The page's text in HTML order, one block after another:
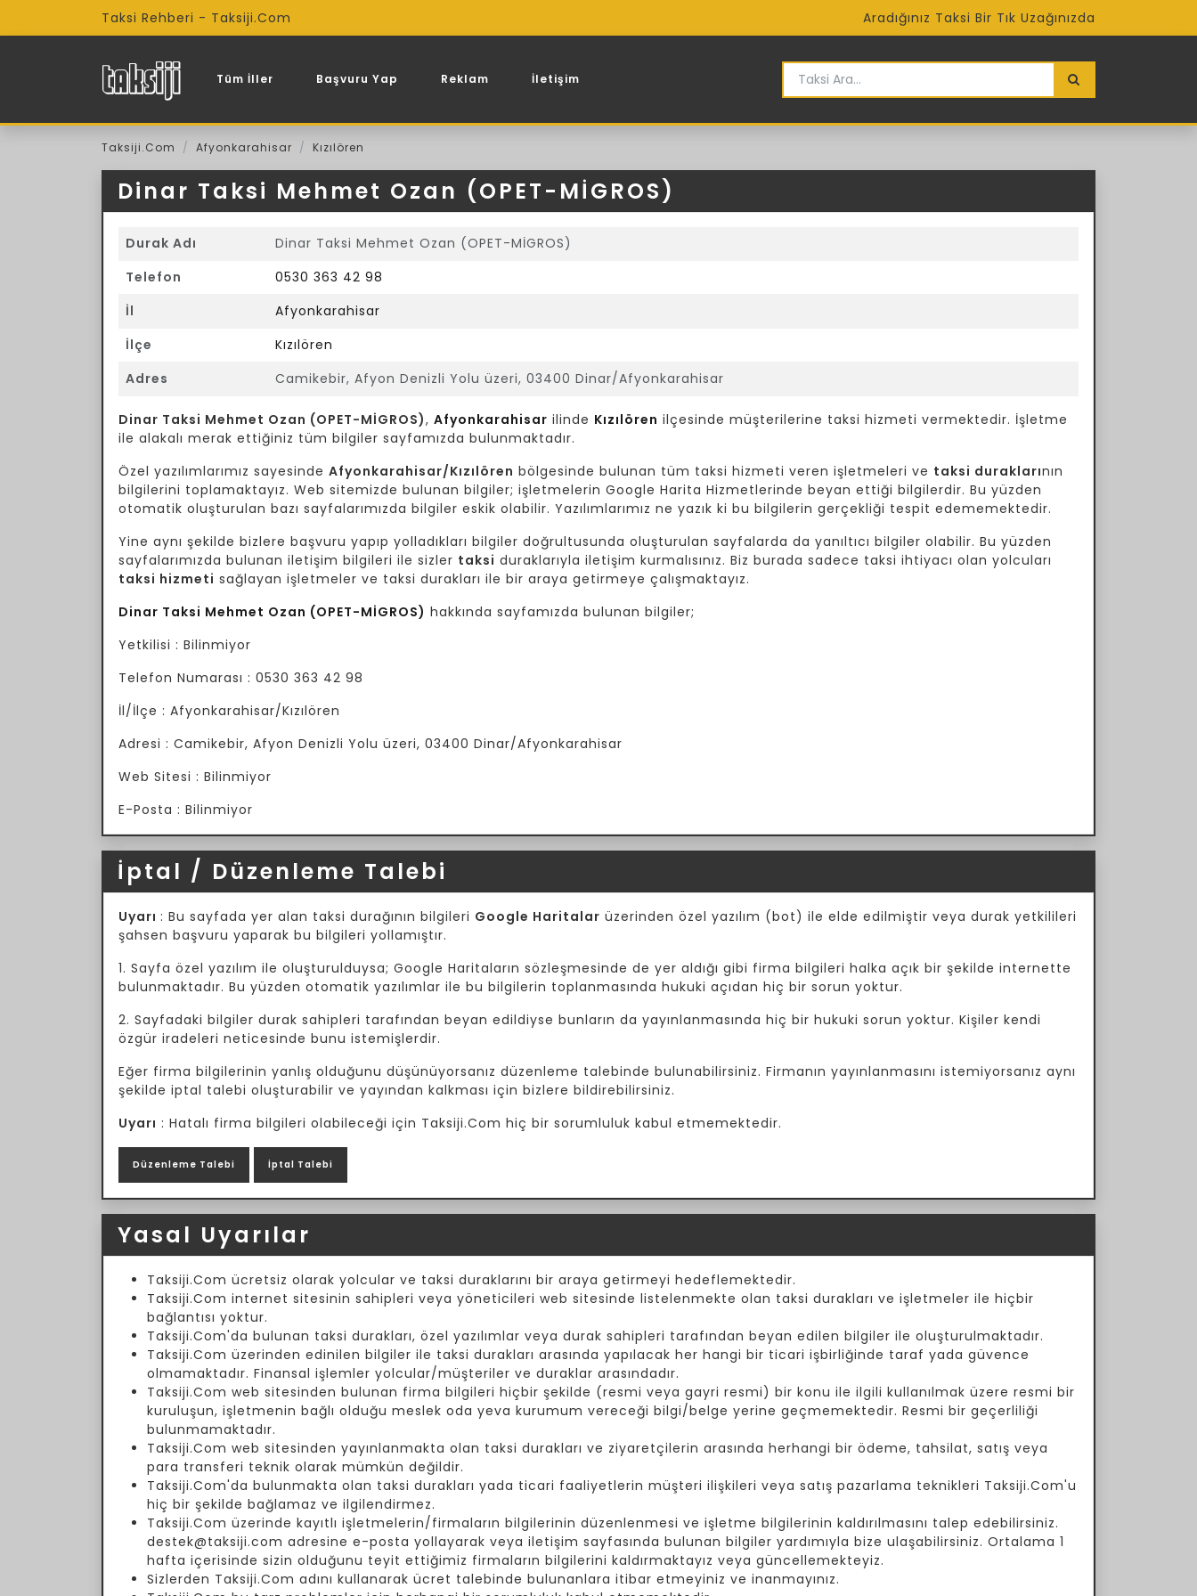
Taksi Rehberi - Taksiji.Com Aradığınız Taksi Bir Tık Uzağınızda
Tüm İller Başvuru Yap Reklam İletişim
Taksiji.Com Afyonkarahisar Kızılören
Dinar Taksi Mehmet Ozan (OPET-MİGROS)
Durak Adı
Dinar Taksi Mehmet Ozan (OPET-MİGROS)
Telefon
0530 363 42 98
İl
Afyonkarahisar
İlçe
Kızılören
Adres
Camikebir, Afyon Denizli Yolu üzeri, 03400 Dinar/Afyonkarahisar
Dinar Taksi Mehmet Ozan (OPET-MİGROS), Afyonkarahisar ilinde Kızılören ilçesinde müşterilerine taksi hizmeti vermektedir. İşletme
ile alakalı merak ettiğiniz tüm bilgiler sayfamızda bulunmaktadır.
Özel yazılımlarımız sayesinde Afyonkarahisar/Kızılören bölgesinde bulunan tüm taksi hizmeti veren işletmeleri ve taksi duraklarının
bilgilerini toplamaktayız. Web sitemizde bulunan bilgiler; işletmelerin Google Harita Hizmetlerinde beyan ettiği bilgilerdir. Bu yüzden
otomatik oluşturulan bazı sayfalarımızda bilgiler eskik olabilir. Yazılımlarımız ne yazık ki bu bilgilerin gerçekliği tespit edememektedir.
Yine aynı şekilde bizlere başvuru yapıp yolladıkları bilgiler doğrultusunda oluşturulan sayfalarda da yanıltıcı bilgiler olabilir. Bu yüzden
sayfalarımızda bulunan iletişim bilgileri ile sizler taksi duraklarıyla iletişim kurmalısınız. Biz burada sadece taksi ihtiyacı olan yolcuları
taksi hizmeti sağlayan işletmeler ve taksi durakları ile bir araya getirmeye çalışmaktayız.
Dinar Taksi Mehmet Ozan (OPET-MİGROS) hakkında sayfamızda bulunan bilgiler;
Yetkilisi : Bilinmiyor
Telefon Numarası : 0530 363 42 98
İl/İlçe : Afyonkarahisar/Kızılören
Adresi : Camikebir, Afyon Denizli Yolu üzeri, 03400 Dinar/Afyonkarahisar
Web Sitesi : Bilinmiyor
E-Posta : Bilinmiyor
İptal / Düzenleme Talebi
Uyarı : Bu sayfada yer alan taksi durağının bilgileri Google Haritalar üzerinden özel yazılım (bot) ile elde edilmiştir veya durak yetkilileri
şahsen başvuru yaparak bu bilgileri yollamıştır.
1. Sayfa özel yazılım ile oluşturulduysa; Google Haritaların sözleşmesinde de yer aldığı gibi firma bilgileri halka açık bir şekilde internette
bulunmaktadır. Bu yüzden otomatik yazılımlar ile bu bilgilerin toplanmasında hukuki açıdan hiç bir sorun yoktur.
2. Sayfadaki bilgiler durak sahipleri tarafından beyan edildiyse bunların da yayınlanmasında hiç bir hukuki sorun yoktur. Kişiler kendi
özgür iradeleri neticesinde bunu istemişlerdir.
Eğer firma bilgilerinin yanlış olduğunu düşünüyorsanız düzenleme talebinde bulunabilirsiniz. Firmanın yayınlanmasını istemiyorsanız aynı
şekilde iptal talebi oluşturabilir ve yayından kalkması için bizlere bildirebilirsiniz.
Uyarı : Hatalı firma bilgileri olabileceği için Taksiji.Com hiç bir sorumluluk kabul etmemektedir.
Düzenleme Talebi İptal Talebi
Yasal Uyarılar
Taksiji.Com ücretsiz olarak yolcular ve taksi duraklarını bir araya getirmeyi hedeflemektedir.
Taksiji.Com internet sitesinin sahipleri veya yöneticileri web sitesinde listelenmekte olan taksi durakları ve işletmeler ile hiçbir
bağlantısı yoktur.
Taksiji.Com'da bulunan taksi durakları, özel yazılımlar veya durak sahipleri tarafından beyan edilen bilgiler ile oluşturulmaktadır.
Taksiji.Com üzerinden edinilen bilgiler ile taksi durakları arasında yapılacak her hangi bir ticari işbirliğinde taraf yada güvence
olmamaktadır. Finansal işlemler yolcular/müşteriler ve duraklar arasındadır.
Taksiji.Com web sitesinden bulunan firma bilgileri hiçbir şekilde (resmi veya gayri resmi) bir konu ile ilgili kullanılmak üzere resmi bir
kuruluşun, işletmenin bağlı olduğu meslek oda yeva kurumum vereceği bilgi/belge yerine geçmemektedir. Resmi bir geçerliliği
bulunmamaktadır.
Taksiji.Com web sitesinden yayınlanmakta olan taksi durakları ve ziyaretçilerin arasında herhangi bir ödeme, tahsilat, satış veya
para transferi teknik olarak mümkün değildir.
Taksiji.Com'da bulunmakta olan taksi durakları yada ticari faaliyetlerin müşteri ilişkileri veya satış pazarlama teknikleri Taksiji.Com'u
hiç bir şekilde bağlamaz ve ilgilendirmez.
Taksiji.Com üzerinde kayıtlı işletmelerin/firmaların bilgilerinin düzenlenmesi ve işletme bilgilerinin kaldırılmasını talep edebilirsiniz.
destek@taksiji.com adresine e-posta yollayarak veya iletişim sayfasında bulunan bilgiler yardımıyla bize ulaşabilirsiniz. Ortalama 1
hafta içerisinde sizin olduğunu teyit ettiğimiz firmaların bilgilerini kaldırmaktayız veya güncellemekteyiz.
Sizlerden Taksiji.Com adını kullanarak ücret talebinde bulunanlara itibar etmeyiniz ve inanmayınız.